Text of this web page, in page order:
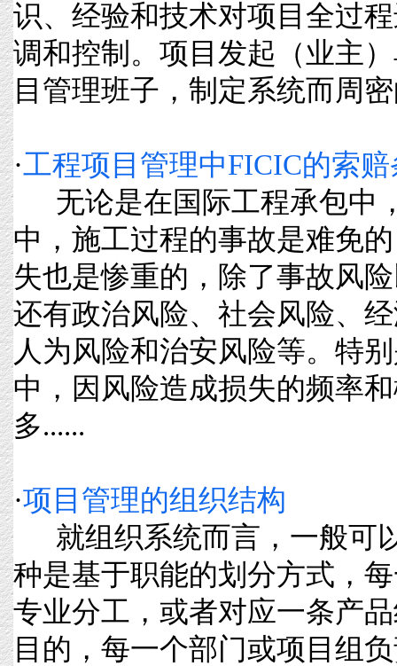
识、经验和技术对项目全过
调和控制。项目发起（业主
目管理班子，制定系统而周
·工程项目管理中FICIC的索
无论是在国际工程承包中
中，施工过程的事故是难免
失也是惨重的，除了事故风
还有政治风险、社会风险、
人为风险和治安风险等。特
中，因风险造成损失的频率
多......
·项目管理的组织结构
就组织系统而言，一般可
种是基于职能的划分方式，
专业分工，或者对应一条产
目的，每一个部门或项目组